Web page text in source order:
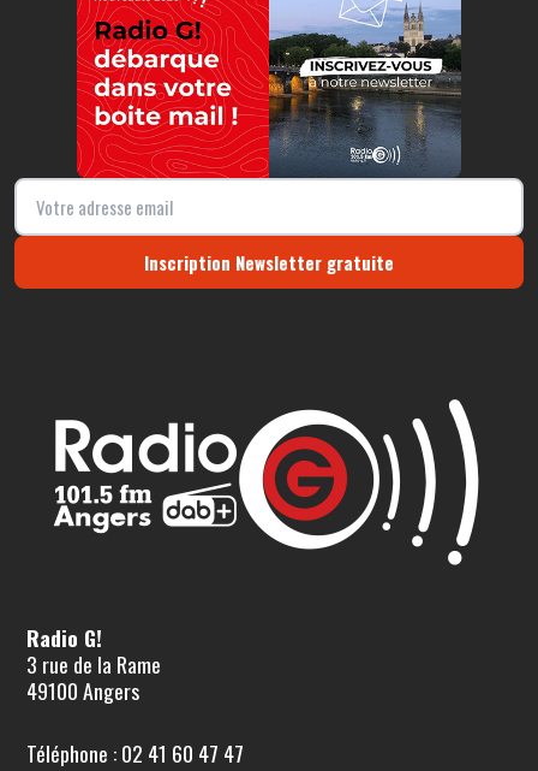
Inscription Newsletter gratuite
Radio G!
3 rue de la Rame
49100 Angers
Téléphone : 02 41 60 47 47